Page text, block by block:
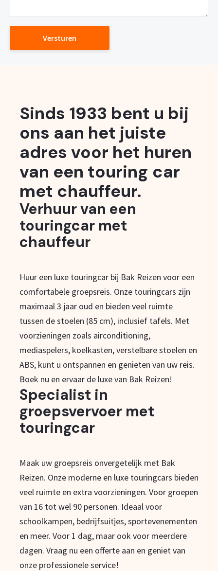
Versturen
Sinds 1933 bent u bij
ons aan het juiste
adres voor het huren
van een touring car
met chauffeur.
Verhuur van een
touringcar met
chauffeur
Huur een luxe touringcar bij Bak Reizen voor een
comfortabele groepsreis. Onze touringcars zijn
maximaal 3 jaar oud en bieden veel ruimte
tussen de stoelen (85 cm), inclusief tafels. Met
voorzieningen zoals airconditioning,
mediaspelers, koelkasten, verstelbare stoelen en
ABS, kunt u ontspannen en genieten van uw reis.
Boek nu en ervaar de luxe van Bak Reizen!
Specialist in
groepsvervoer met
touringcar
Maak uw groepsreis onvergetelijk met Bak
Reizen. Onze moderne en luxe touringcars bieden
veel ruimte en extra voorzieningen. Voor groepen
van 16 tot wel 90 personen. Ideaal voor
schoolkampen, bedrijfsuitjes, sportevenementen
en meer. Voor 1 dag, maar ook voor meerdere
dagen. Vraag nu een offerte aan en geniet van
onze professionele service!